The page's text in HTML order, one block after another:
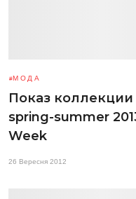
МОДА
Показ коллекции
spring-summer
Week
26 Вересня 2012